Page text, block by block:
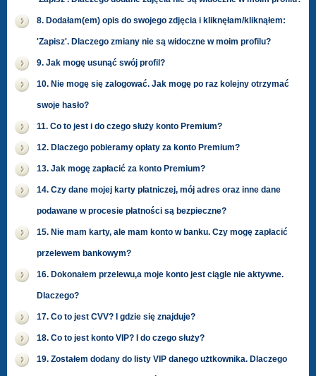
8. Dodałam(em) opis do swojego zdjęcia i kliknęłam/kliknąłem:
'Zapisz'. Dlaczego zmiany nie są widoczne w moim profilu?
9. Jak mogę usunąć swój profil?
10. Nie mogę się zalogować. Jak mogę po raz kolejny otrzymać
swoje hasło?
11. Co to jest i do czego służy konto Premium?
12. Dlaczego pobieramy opłaty za konto Premium?
13. Jak mogę zapłacić za konto Premium?
14. Czy dane mojej karty płatniczej, mój adres oraz inne dane
podawane w procesie płatności są bezpieczne?
15. Nie mam karty, ale mam konto w banku. Czy mogę zapłacić
przelewem bankowym?
16. Dokonałem przelewu,a moje konto jest ciągle nie aktywne.
Dlaczego?
17. Co to jest CVV? I gdzie się znajduje?
18. Co to jest konto VIP? I do czego służy?
19. Zostałem dodany do listy VIP danego użtkownika. Dlaczego